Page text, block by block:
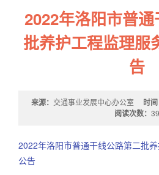
2022年洛阳市普
批养护工程监理服
告
来源： 交通事业发展中心办公室 时间
阅读次数： 39
2022年洛阳市普通干线公路第二批
公告